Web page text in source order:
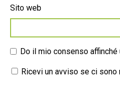
Sito web
Do il mio consenso
Ricevi un avviso se ci sono